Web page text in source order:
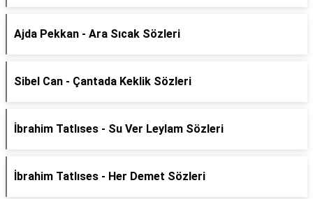
Ajda Pekkan - Ara Sıcak Sözleri
Sibel Can - Çantada Keklik Sözleri
İbrahim Tatlıses - Su Ver Leylam Sözleri
İbrahim Tatlıses - Her Demet Sözleri